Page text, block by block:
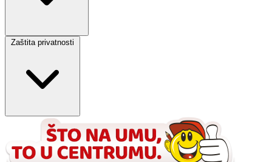
Zaštita privatnosti